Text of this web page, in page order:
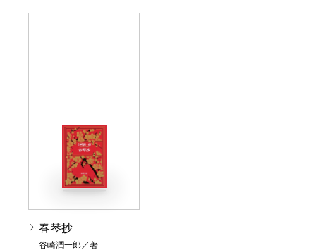
春琴抄
谷崎潤一郎／著